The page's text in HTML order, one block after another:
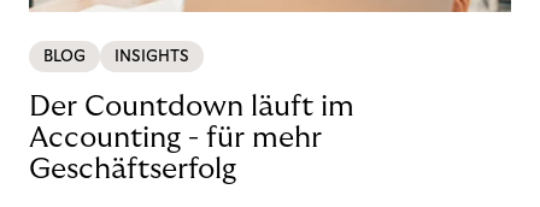
BLOG INSIGHTS
Der Countdown läuft im
Accounting - für mehr
Geschäftserfolg